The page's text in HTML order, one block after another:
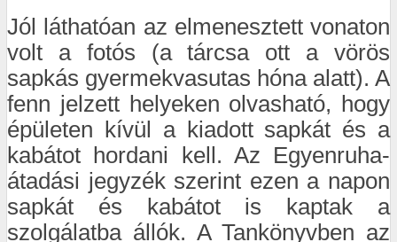
Jól láthatóan az elmenesztett vonaton
volt a fotós (a tárcsa ott a vörös
sapkás gyermekvasutas hóna alatt). A
fenn jelzett helyeken olvasható, hogy
épületen kívül a kiadott sapkát és a
kabátot hordani kell. Az Egyenruha-
átadási jegyzék szerint ezen a napon
sapkát és kabátot is kaptak a
szolgálatba állók. A Tankönyvben az